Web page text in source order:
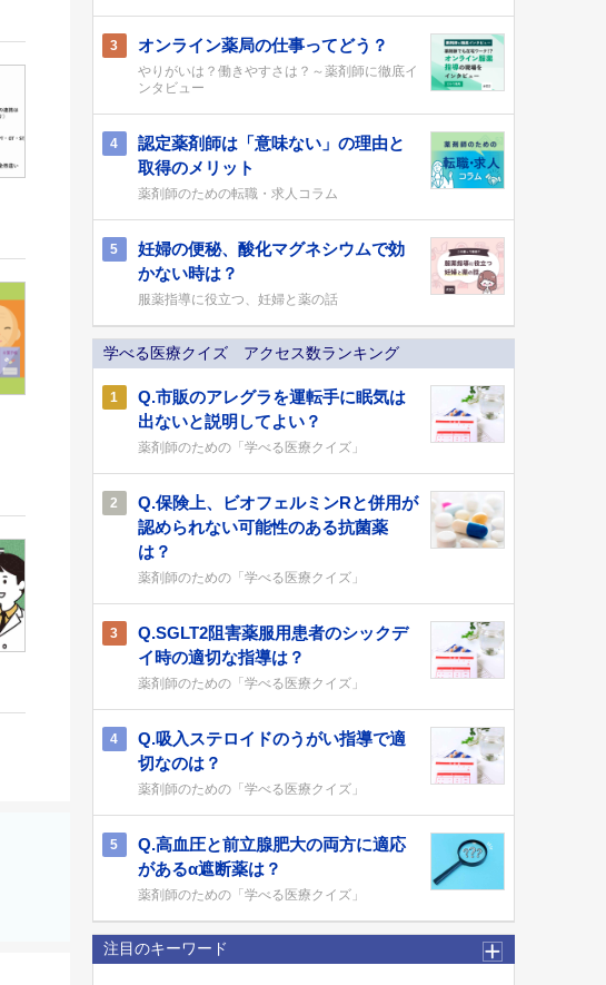
3 オンライン薬局の仕事ってどう？
やりがいは？働きやすさは？～薬剤師に徹底イ
ンタビュー
4
認定薬剤師は「意味ない」の理由と
取得のメリット
薬剤師のための転職・求人コラム
5
妊婦の便秘、酸化マグネシウムで効
かない時は？
服薬指導に役立つ、妊婦と薬の話
学べる医療クイズ アクセス数ランキング
1
Q.市販のアレグラを運転手に眠気は
出ないと説明してよい？
薬剤師のための「学べる医療クイズ」
2
Q.保険上、ビオフェルミンRと併用が
認められない可能性のある抗菌薬
は？
薬剤師のための「学べる医療クイズ」
3
Q.SGLT2阻害薬服用患者のシックデ
イ時の適切な指導は？
薬剤師のための「学べる医療クイズ」
4
Q.吸入ステロイドのうがい指導で適
切なのは？
薬剤師のための「学べる医療クイズ」
5
Q.高血圧と前立腺肥大の両方に適応
があるα遮断薬は？
薬剤師のための「学べる医療クイズ」
注目のキーワード